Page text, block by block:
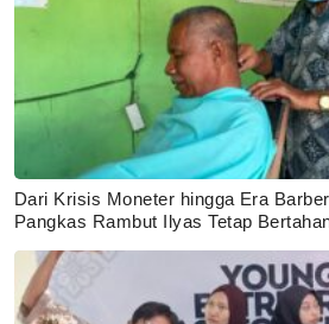
Dari Krisis Moneter hingga Era
Pangkas Rambut Ilyas Tetap